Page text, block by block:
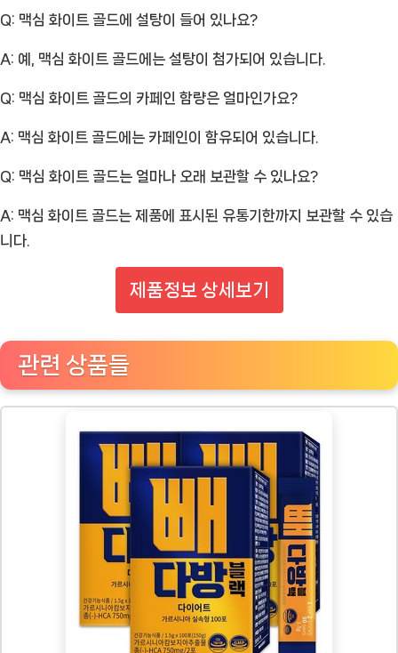
Q: 맥심 화이트 골드에 설탕이 들어 있나요?
A: 예, 맥심 화이트 골드에는 설탕이 첨가되어 있습니다.
Q: 맥심 화이트 골드의 카페인 함량은 얼마인가요?
A: 맥심 화이트 골드에는 카페인이 함유되어 있습니다.
Q: 맥심 화이트 골드는 얼마나 오래 보관할 수 있나요?
A: 맥심 화이트 골드는 제품에 표시된 유통기한까지 보관할 수 있습
니다.
제품정보 상세보기
관련 상품들